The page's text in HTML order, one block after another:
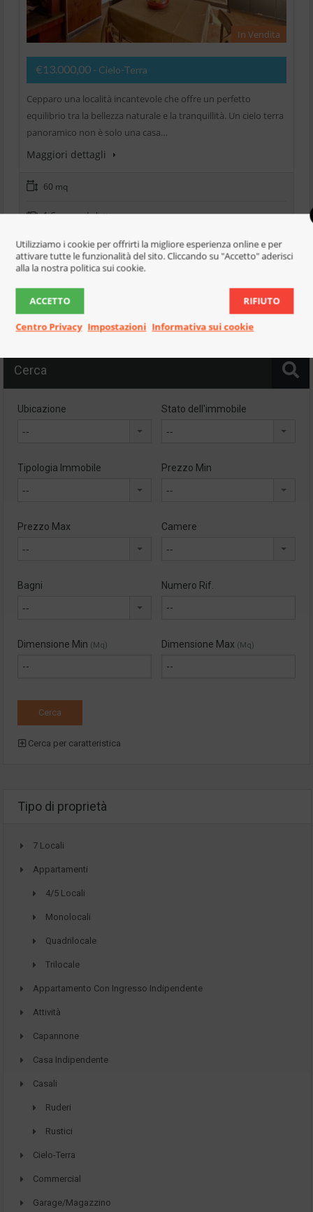
In Vendita
€13.000,00 - Cielo-Terra
Cepparo una località incantevole che offre un perfetto
equilibrio tra la bellezza naturale e la tranquillità. Un cielo terra
panoramico non è solo una casa…
Maggiori dettagli
60 mq
1 Camera da letto
1 Bagno
Aggiungi per confrontare
Cerca
Ubicazione
--
Stato dell'immobile
--
Tipologia Immobile
--
Prezzo Min
--
Prezzo Max
--
Camere
--
Bagni
--
Numero Rif.
Dimensione Min (Mq) Dimensione Max (Mq)
Cerca per caratteristica
Tipo di proprietà
7 Locali
Appartamenti
4/5 Locali
Monolocali
Quadrilocale
Trilocale
Appartamento Con Ingresso Indipendente
Attività
Capannone
Casa Indipendente
Casali
Ruderi
Rustici
Cielo-Terra
Commercial
Garage/Magazzino
Utilizziamo i cookie per offrirti la migliore esperienza online e per
attivare tutte le funzionalità del sito. Cliccando su "Accetto" aderisci
alla la nostra politica sui cookie.
ACCETTO RIFIUTO
Centro Privacy Impostazioni Informativa sui cookie